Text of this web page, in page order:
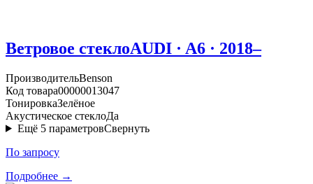
Ветровое стеклоAUDI · A6 · 2018–
ПроизводительBenson
Код товара00000013047
ТонировкаЗелёное
Акустическое стеклоДа
Ещё 5 параметровСвернуть
По запросу
Подробнее →